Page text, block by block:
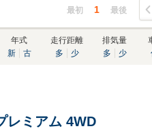
最初 1 最後
年式
新
古
走行距離
多
少
排気量
多
少
レミアム 4WD